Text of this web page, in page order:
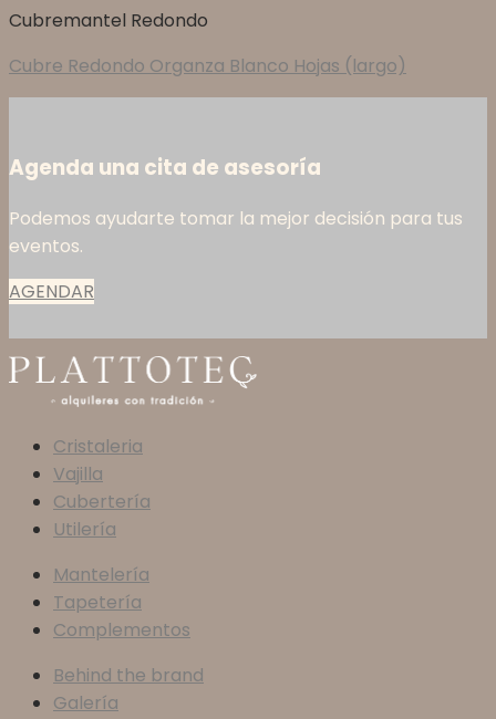
Cubremantel Redondo
Cubre Redondo Organza Blanco Hojas (largo)
Agenda una cita de asesoría
Podemos ayudarte tomar la mejor decisión para tus
eventos.
AGENDAR
Cristaleria
Vajilla
Cubertería
Utilería
Mantelería
Tapetería
Complementos
Behind the brand
Galería